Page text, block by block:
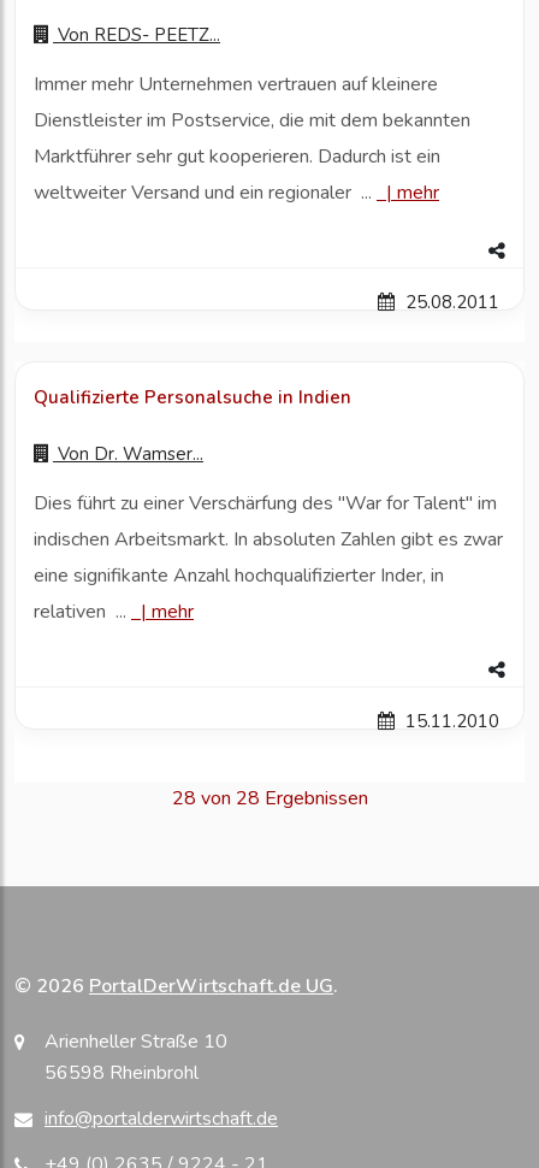
Von REDS- PEETZ...
Immer mehr Unternehmen vertrauen auf kleinere
Dienstleister im Postservice, die mit dem bekannten
Marktführer sehr gut kooperieren. Dadurch ist ein
weltweiter Versand und ein regionaler ...
| mehr
25.08.2011
Qualifizierte Personalsuche in Indien
Von Dr. Wamser...
Dies führt zu einer Verschärfung des "War for Talent" im
indischen Arbeitsmarkt. In absoluten Zahlen gibt es zwar
eine signifikante Anzahl hochqualifizierter Inder, in
relativen ...
| mehr
15.11.2010
28 von 28 Ergebnissen
© 2026 PortalDerWirtschaft.de UG.
Arienheller Straße 10
56598 Rheinbrohl
info@portalderwirtschaft.de